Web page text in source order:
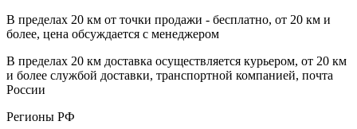
В пределах 20 км от точки продажи - бесплатно, от 20 км и
более, цена обсуждается с менеджером
В пределах 20 км доставка осуществляется курьером, от 20 км
и более службой доставки, транспортной компанией, почта
России
Регионы РФ